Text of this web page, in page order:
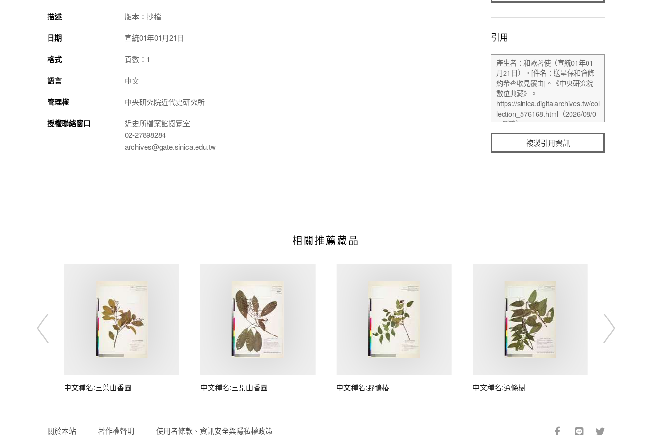
描述 版本：抄檔
日期 宣統01年01月21日
格式 頁數：1
語言 中文
管理權 中央研究院近代史研究所
授權聯絡窗口
近史所檔案館閱覽室
02-27898284
archives@gate.sinica.edu.tw
引用
複製引用資訊
相關推薦藏品
中文種名:三葉山香圓 中文種名:三葉山香圓 中文種名:野鴨椿 中文種名:通條樹
關於本站 著作權聲明 使用者條款、資訊安全與隱私權政策